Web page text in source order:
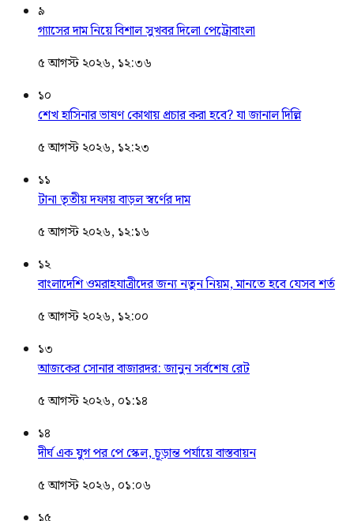
৯
গ্যাসের দাম নিয়ে বিশাল সুখবর দিলো পেট্রোবাংলা
৫ আগস্ট ২০২৬, ১২:৩৬
১০
শেখ হাসিনার ভাষণ কোথায় প্রচার করা হবে? যা জানাল দিল্লি
৫ আগস্ট ২০২৬, ১২:২৩
১১
টানা তৃতীয় দফায় বাড়ল স্বর্ণের দাম
৫ আগস্ট ২০২৬, ১২:১৬
১২
বাংলাদেশি ওমরাহযাত্রীদের জন্য নতুন নিয়ম, মানতে হবে যেসব শর্ত
৫ আগস্ট ২০২৬, ১২:০০
১৩
আজকের সোনার বাজারদর: জানুন সর্বশেষ রেট
৫ আগস্ট ২০২৬, ০১:১৪
১৪
দীর্ঘ এক যুগ পর পে স্কেল, চূড়ান্ত পর্যায়ে বাস্তবায়ন
৫ আগস্ট ২০২৬, ০১:০৬